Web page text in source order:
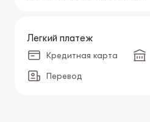
Легкий платеж
Кредитная карта
Перевод